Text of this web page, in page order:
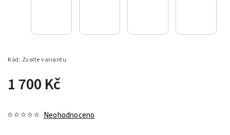
Kód: Zvolte variantu
1 700 Kč
Neohodnoceno